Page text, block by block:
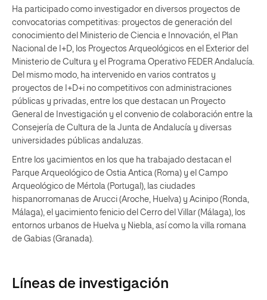
Ha participado como investigador en diversos proyectos de
convocatorias competitivas: proyectos de generación del
conocimiento del Ministerio de Ciencia e Innovación, el Plan
Nacional de I+D, los Proyectos Arqueológicos en el Exterior del
Ministerio de Cultura y el Programa Operativo FEDER Andalucía.
Del mismo modo, ha intervenido en varios contratos y
proyectos de I+D+i no competitivos con administraciones
públicas y privadas, entre los que destacan un Proyecto
General de Investigación y el convenio de colaboración entre la
Consejería de Cultura de la Junta de Andalucía y diversas
universidades públicas andaluzas.
Entre los yacimientos en los que ha trabajado destacan el
Parque Arqueológico de Ostia Antica (Roma) y el Campo
Arqueológico de Mértola (Portugal), las ciudades
hispanorromanas de Arucci (Aroche, Huelva) y Acinipo (Ronda,
Málaga), el yacimiento fenicio del Cerro del Villar (Málaga), los
entornos urbanos de Huelva y Niebla, así como la villa romana
de Gabias (Granada).
Líneas de investigación